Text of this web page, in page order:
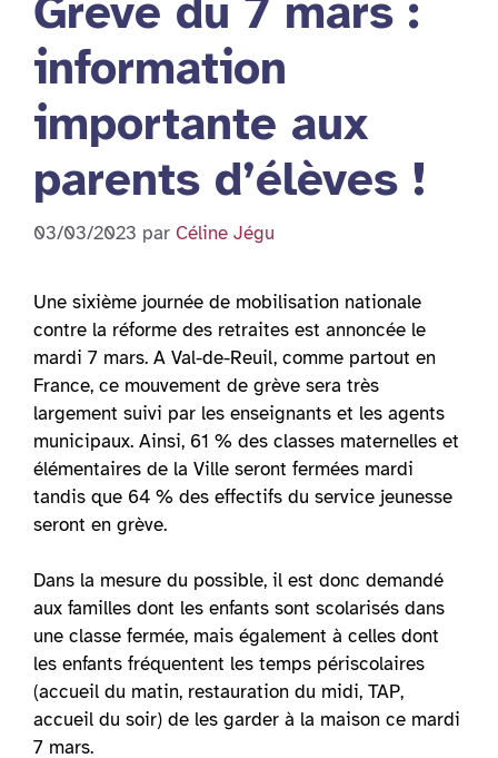
Grève du 7 mars :
information
importante aux
parents d’élèves !
03/03/2023 par Céline Jégu
Une sixième journée de mobilisation nationale
contre la réforme des retraites est annoncée le
mardi 7 mars. A Val-de-Reuil, comme partout en
France, ce mouvement de grève sera très
largement suivi par les enseignants et les agents
municipaux. Ainsi, 61 % des classes maternelles et
élémentaires de la Ville seront fermées mardi
tandis que 64 % des effectifs du service jeunesse
seront en grève.
Dans la mesure du possible, il est donc demandé
aux familles dont les enfants sont scolarisés dans
une classe fermée, mais également à celles dont
les enfants fréquentent les temps périscolaires
(accueil du matin, restauration du midi, TAP,
accueil du soir) de les garder à la maison ce mardi
7 mars.